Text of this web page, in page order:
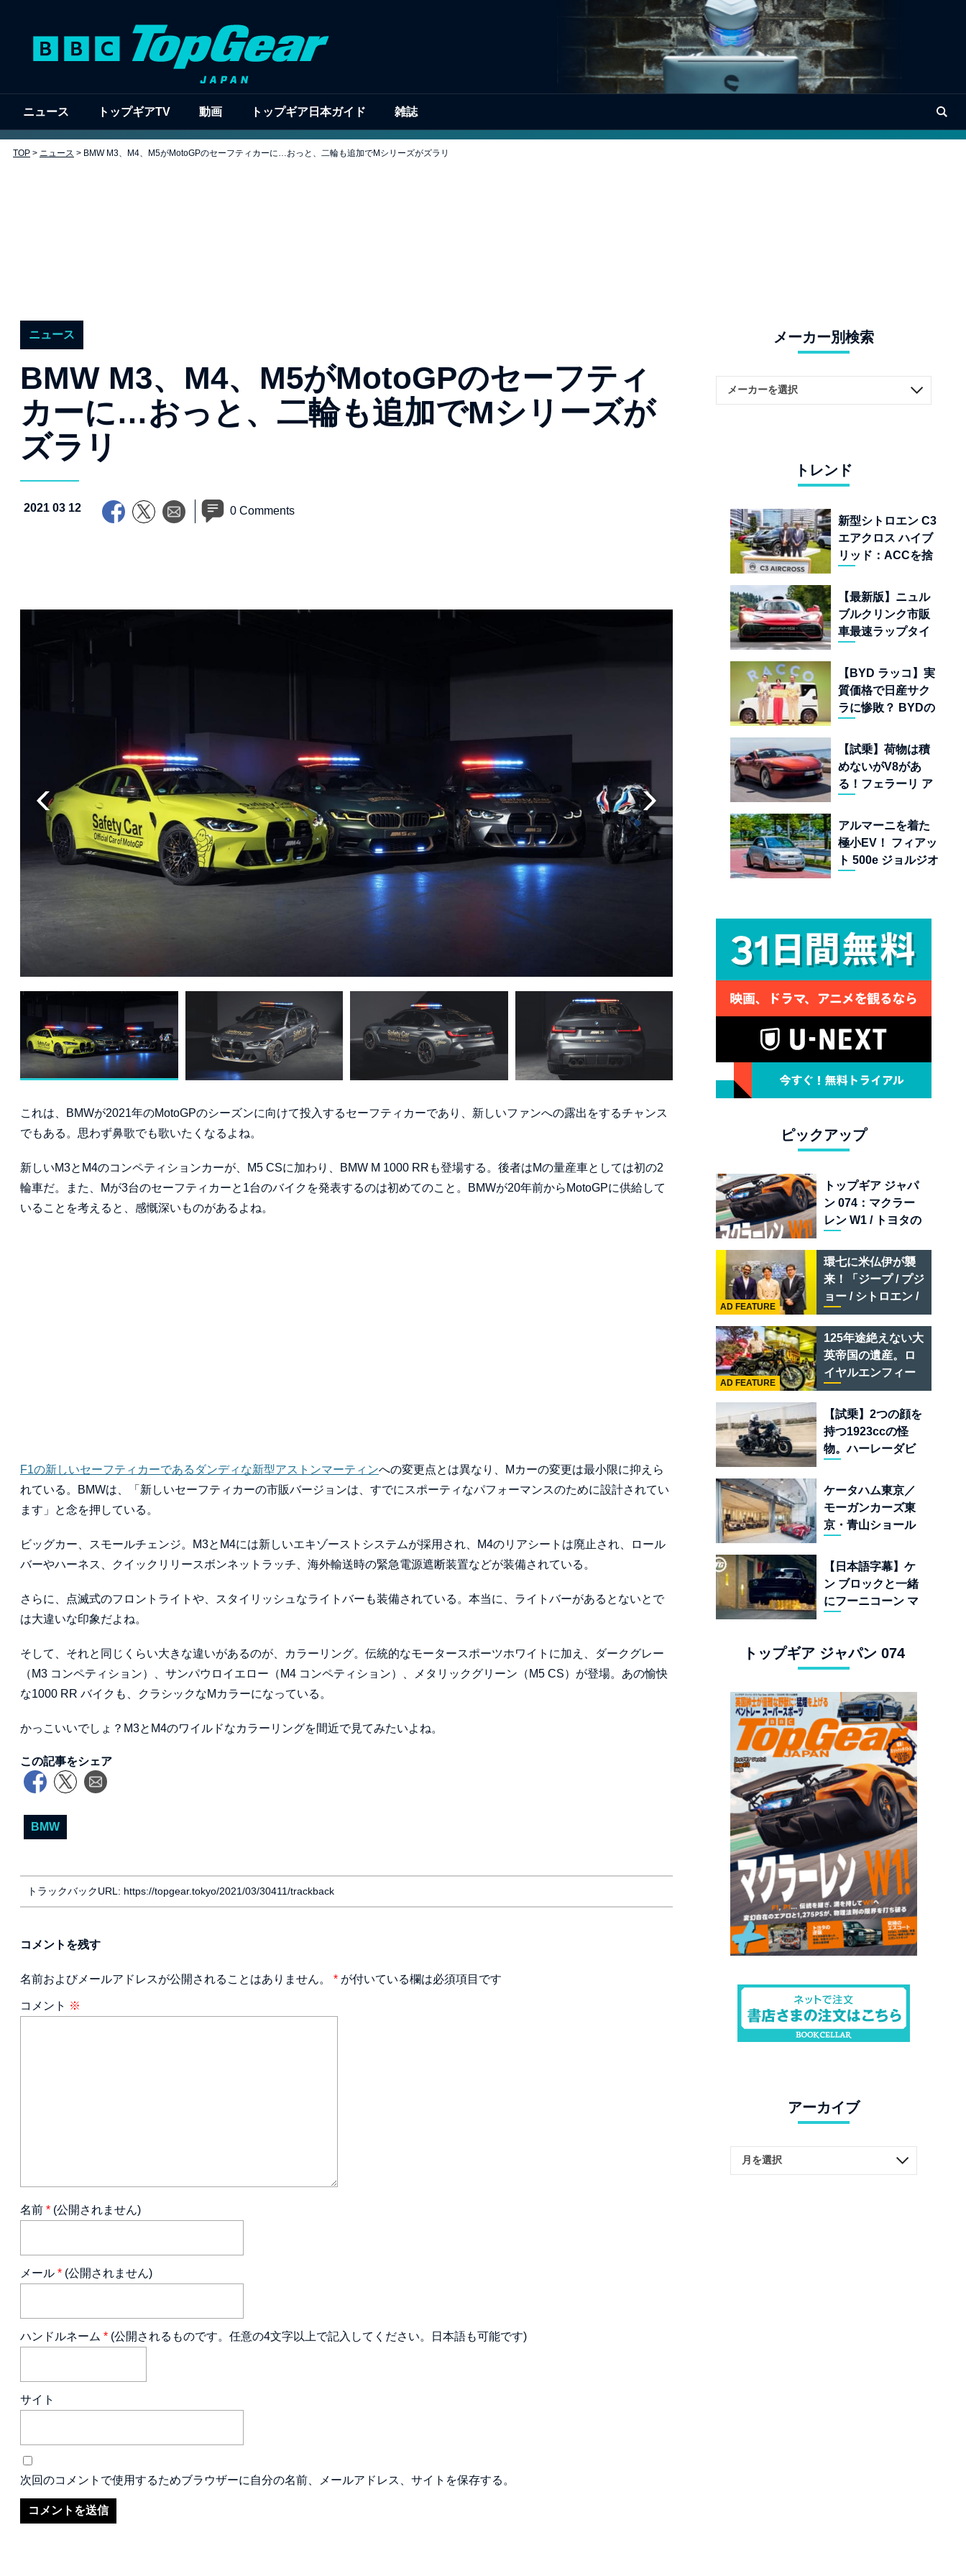
ニュース トップギアTV 動画 トップギア日本ガイド 雑誌
TOP > ニュース > BMW M3、M4、M5がMotoGPのセーフティカーに…おっと、二輪も追加でMシリーズがズラリ
ニュース
BMW M3、M4、M5がMotoGPのセーフティ
カーに…おっと、二輪も追加でMシリーズが
ズラリ
2021 03 12 0 Comments
これは、BMWが2021年のMotoGPのシーズンに向けて投入するセーフティカーであり、新しいファンへの露出をするチャンス
でもある。思わず鼻歌でも歌いたくなるよね。
新しいM3とM4のコンペティションカーが、M5 CSに加わり、BMW M 1000 RRも登場する。後者はMの量産車としては初の2
輪車だ。また、Mが3台のセーフティカーと1台のバイクを発表するのは初めてのこと。BMWが20年前からMotoGPに供給して
いることを考えると、感慨深いものがあるよね。
F1の新しいセーフティカーであるダンディな新型アストンマーティンへの変更点とは異なり、Mカーの変更は最小限に抑えら
れている。BMWは、「新しいセーフティカーの市販バージョンは、すでにスポーティなパフォーマンスのために設計されてい
ます」と念を押している。
ビッグカー、スモールチェンジ。M3とM4には新しいエキゾーストシステムが採用され、M4のリアシートは廃止され、ロール
バーやハーネス、クイックリリースボンネットラッチ、海外輸送時の緊急電源遮断装置などが装備されている。
さらに、点滅式のフロントライトや、スタイリッシュなライトバーも装備されている。本当に、ライトバーがあるとないとで
は大違いな印象だよね。
そして、それと同じくらい大きな違いがあるのが、カラーリング。伝統的なモータースポーツホワイトに加え、ダークグレー
（M3 コンペティション）、サンパウロイエロー（M4 コンペティション）、メタリックグリーン（M5 CS）が登場。あの愉快
な1000 RR バイクも、クラシックなMカラーになっている。
かっこいいでしょ？M3とM4のワイルドなカラーリングを間近で見てみたいよね。
この記事をシェア
BMW
トラックバックURL: https://topgear.tokyo/2021/03/30411/trackback
コメントを残す
名前およびメールアドレスが公開されることはありません。 * が付いている欄は必須項目です
コメント ※
名前 * (公開されません)
メール * (公開されません)
ハンドルネーム * (公開されるものです。任意の4文字以上で記入してください。日本語も可能です)
サイト
次回のコメントで使用するためブラウザーに自分の名前、メールアドレス、サイトを保存する。
メーカー別検索
トレンド
新型シトロエン C3
エアクロス ハイブ
リッド：ACCを捨
毯」を手に入れた
フランスの異端児
【最新版】ニュル
ブルクリンク市販
車最速ラップタイ
22台を一挙公開
【BYD ラッコ】実
質価格で日産サク
ラに惨敗？ BYDの
金ドーピング」の
異常な世界
【試乗】荷物は積
めないがV8があ
る！フェラーリ ア
ーが証明する純内
燃機関オープンカ
ーの至福
アルマーニを着た
極小EV！ フィアッ
ト 500e ジョルジオ
ピックアップ
トップギア ジャパ
ン 074：マクラー
レン W1 / トヨタの
ー戦略 /フェラーリ
849 テスタロッサ /
テメラリオ /ベント
レー スーパースポ
ーツ
環七に米仏伊が襲
来！「ジープ / プジ
ョー / シトロエン /
フィアット / アバル
ト足立」はクルマ
のセレクトショッ
プである
AD FEATURE
125年途絶えない大
英帝国の遺産。ロ
イヤルエンフィー
ルド責任者に訊
く、新型
「BULLET 650」
と“時間の質”を愛
する理由
AD FEATURE
【試乗】2つの顔を
持つ1923ccの怪
物。ハーレーダビ
ォーキーエイト
117」の深淵を覗く
ケータハム東京／
モーガンカーズ東
京・青山ショール
「移動手段」では
なく「人生」だ
【日本語字幕】ケ
ン ブロックと一緒
にフーニコーン マ
トップギア ジャパン 074
アーカイブ